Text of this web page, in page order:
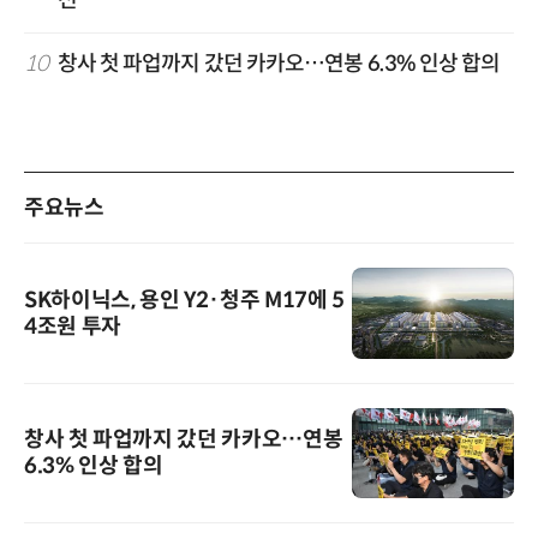
10 창사 첫 파업까지 갔던 카카오…연봉 6.3% 인상 합의
주요뉴스
SK하이닉스, 용인 Y2·청주 M17에 5
4조원 투자
창사 첫 파업까지 갔던 카카오…연봉
6.3% 인상 합의